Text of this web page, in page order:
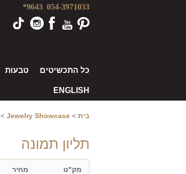
054-3971033
9643*
כל התכשיטים טבעות
ENGLISH
בית >
Jewelry Showcase
>
תליון תמונה
מק"ט
מחיר